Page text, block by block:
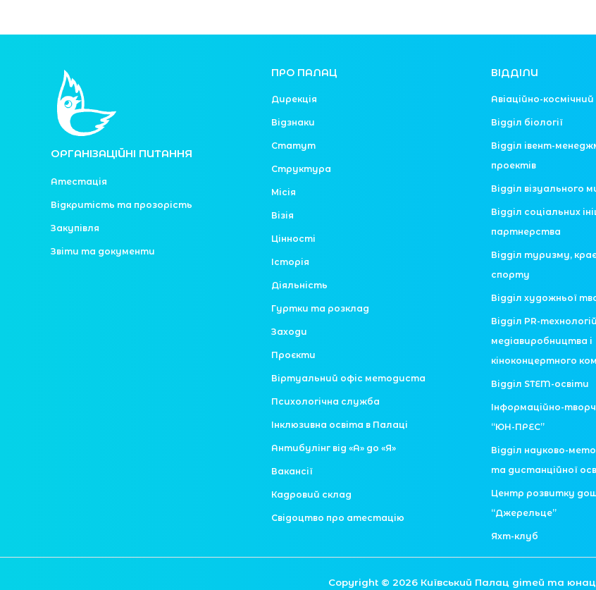
ОРГАНІЗАЦІЙНІ ПИТАННЯ
Атестація
Відкритість та прозорість
Закупівля
Звіти та документи
ПРО ПАЛАЦ
Дирекція
Відзнаки
Статут
Структура
Місія
Візія
Цінності
Історія
Діяльність
Гуртки та розклад
Заходи
Проєкти
Віртуальний офіс методиста
Психологічна служба
Інклюзивна освіта в Палаці
Антибулінг від «А» до «Я»
Вакансії
Кадровий склад
Свідоцтво про атестацію
ВІДДІЛИ
Авіаційно-
Відділ біології
Відділ івент-
проектів
Відділ візуального
Відділ соціальних
партнерства
Відділ туризму,
спорту
Відділ художньої
Відділ PR-
медіавиробництва і
кіноконцертного
Відділ STEM-освіти
Інформаційно-
“ЮН-ПРЕС”
Відділ науково-
та дистанційної
Центр розвитку
“Джерельце”
Яхт-клуб
Copyright © 2026 Київський Палац дітей та